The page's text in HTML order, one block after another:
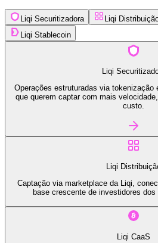
Liqi Securitizadora Liqi
Liqi Stablecoin
Liqi
Operações estruturadas via tokenização
que querem captar com mais
custo.
Liqi
Captação via marketplace da Liqi,
base crescente de investidores
Liqi CaaS